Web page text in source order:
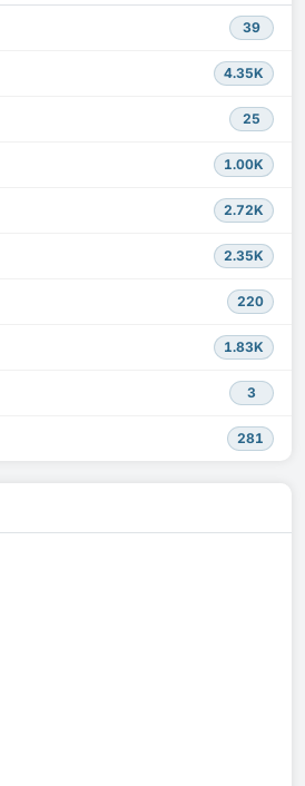
39
4.35K
25
1.00K
2.72K
2.35K
220
1.83K
3
281